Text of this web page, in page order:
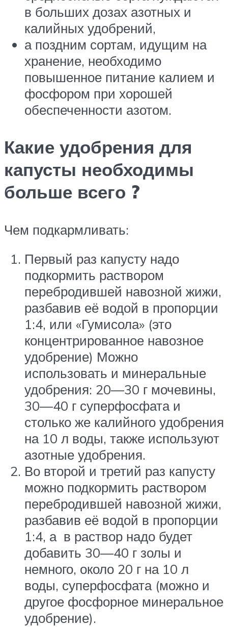
в больших дозах азотных и
калийных удобрений,
а поздним сортам, идущим на
хранение, необходимо
повышенное питание калием и
фосфором при хорошей
обеспеченности азотом.
Какие удобрения для
капусты необходимы
больше всего ?
Чем подкармливать:
Первый раз капусту надо
подкормить раствором
перебродившей навозной жижи,
разбавив её водой в пропорции
1:4, или «Гумисола» (это
концентрированное навозное
удобрение) Можно
использовать и минеральные
удобрения: 20—30 г мочевины,
30—40 г суперфосфата и
столько же калийного удобрения
на 10 л воды, также используют
азотные удобрения.
Во второй и третий раз капусту
можно подкормить раствором
перебродившей навозной жижи,
разбавив её водой в пропорции
1:4, а в раствор надо будет
добавить 30—40 г золы и
немного, около 20 г на 10 л
воды, суперфосфата (можно и
другое фосфорное минеральное
удобрение).